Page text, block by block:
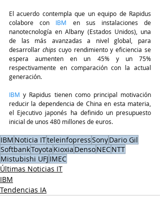
El acuerdo contempla que un equipo de Rapidus
colabore con
IBM
en sus instalaciones de
nanotecnología en Albany (Estados Unidos), una
de las más avanzadas a nivel global, para
desarrollar chips cuyo rendimiento y eficiencia se
espera aumenten en un 45% y un 75%
respectivamente en comparación con la actual
generación.
IBM y Rapidus tienen como principal motivación
reducir la dependencia de China en esta materia,
el Ejecutivo japonés ha definido un presupuesto
inicial de unos 480 millones de euros.
IBM Noticia ITteleinfopressSonyDario Gil
SoftbankToyota Kioxia DensoNECNTT
Mistubishi UFJ IMEC
Últimas Noticias IT
IBM
Tendencias IA